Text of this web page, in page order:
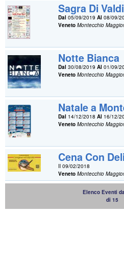
Sagra Di
Dal 05/09/2019Al 08/09/
Veneto Montecchio
Notte Bianca
Dal 30/08/2019Al 01/09/
Veneto Montecchio
Natale a
Dal 14/12/2018Al 16/12/
Veneto Montecchio
Cena Con
Il 09/02/2018
Veneto Montecchio
Elenco Eventi
di 15